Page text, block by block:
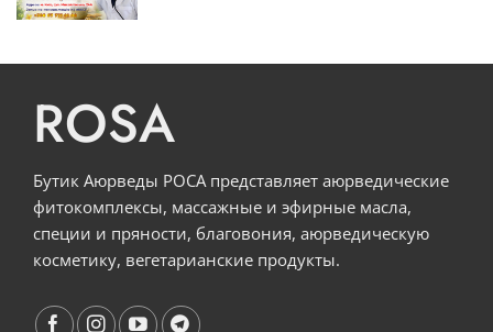
ROSA
Бутик Аюрведы РОСА представляет аюрведические
фитокомплексы, массажные и эфирные масла,
специи и пряности, благовония, аюрведическую
косметику, вегетарианские продукты.